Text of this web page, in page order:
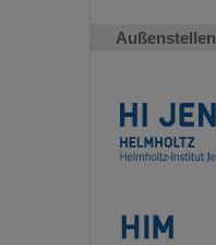
Außenstellen